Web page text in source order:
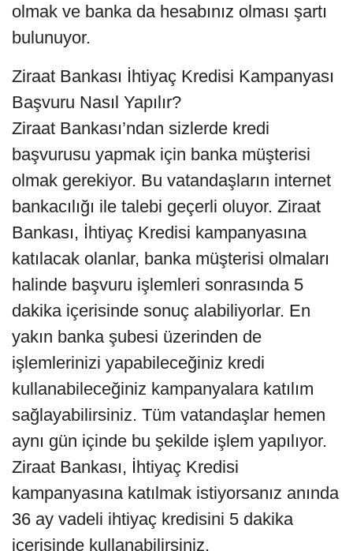
olmak ve banka da hesabınız olması şartı
bulunuyor.
Ziraat Bankası İhtiyaç Kredisi Kampanyası
Başvuru Nasıl Yapılır?
Ziraat Bankası’ndan sizlerde kredi
başvurusu yapmak için banka müşterisi
olmak gerekiyor. Bu vatandaşların internet
bankacılığı ile talebi geçerli oluyor. Ziraat
Bankası, İhtiyaç Kredisi kampanyasına
katılacak olanlar, banka müşterisi olmaları
halinde başvuru işlemleri sonrasında 5
dakika içerisinde sonuç alabiliyorlar. En
yakın banka şubesi üzerinden de
işlemlerinizi yapabileceğiniz kredi
kullanabileceğiniz kampanyalara katılım
sağlayabilirsiniz. Tüm vatandaşlar hemen
aynı gün içinde bu şekilde işlem yapılıyor.
Ziraat Bankası, İhtiyaç Kredisi
kampanyasına katılmak istiyorsanız anında
36 ay vadeli ihtiyaç kredisini 5 dakika
içerisinde kullanabilirsiniz.